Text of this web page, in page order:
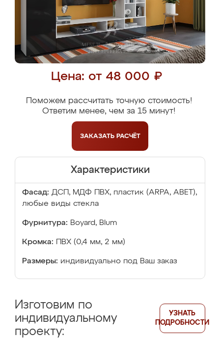
Цена: от 48 000 ₽
Поможем рассчитать точную стоимость!
Ответим менее, чем за 15 минут!
ЗАКАЗАТЬ РАСЧЁТ
Характеристики
Фасад: ДСП, МДФ ПВХ, пластик (ARPA, ABET),
любые виды стекла
Фурнитура: Boyard, Blum
Кромка: ПВХ (0,4 мм, 2 мм)
Размеры: индивидуально под Ваш заказ
Изготовим по
индивидуальному
проекту:
УЗНАТЬ
ПОДРОБНОСТИ